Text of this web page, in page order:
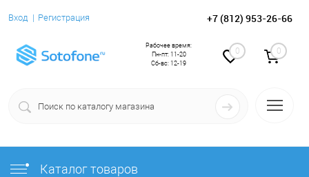
Вход Регистрация +7 (812) 953-26-66
0 0
Рабочее время:
Пн-пт: 11-20
Сб-вс: 12-19
Каталог товаров